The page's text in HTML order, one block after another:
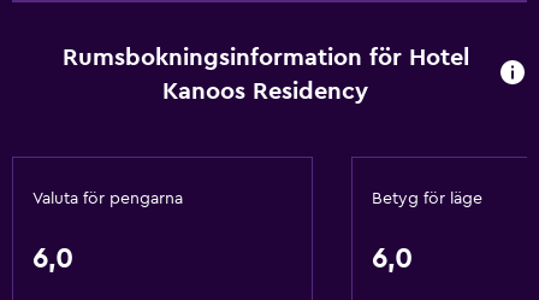
Rumsbokningsinformation för Hotel
Kanoos Residency
Valuta för pengarna
6,0
Betyg för läge
6,0